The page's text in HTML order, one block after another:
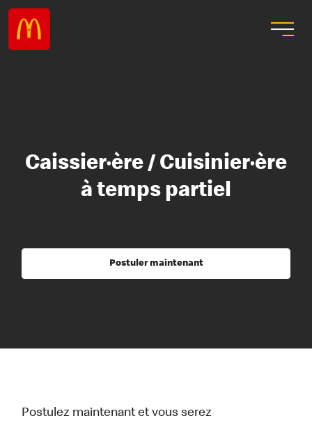
Caissier·ère / Cuisinier·ère
à temps partiel
Postuler maintenant
Postulez maintenant et vous serez